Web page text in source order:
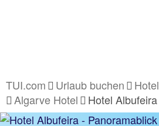
TUI.com Urlaub buchen Hotel
Algarve Hotel
Hotel Albufeira